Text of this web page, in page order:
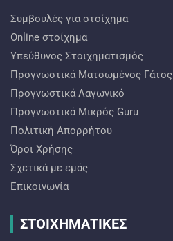
Συμβουλές για στοίχημα
Online στοίχημα
Υπεύθυνος Στοιχηματισμός
Προγνωστικά Ματσωμένος Γάτος
Προγνωστικά Λαγωνικό
Προγνωστικά Mικρός Guru
Πολιτική Απορρήτου
Όροι Χρήσης
Σχετικά με εμάς
Επικοινωνία
ΣΤΟΙΧΗΜΑΤΙΚΕΣ